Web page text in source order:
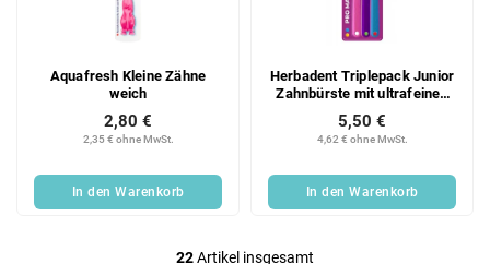
Aquafresh Kleine Zähne
weich
2,35 € ohne MwSt.
2,80 €
In den Warenkorb
Herbadent Triplepack Junior
Zahnbürste mit ultrafeinen
Fasern
4,62 € ohne MwSt.
5,50 €
In den Warenkorb
22Artikel insgesamt